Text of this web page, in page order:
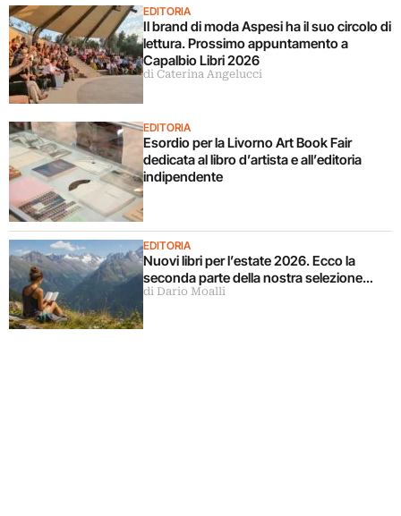
EDITORIA
Il brand di moda Aspesi ha il suo circolo di
lettura. Prossimo appuntamento a
Capalbio Libri 2026
di Caterina Angelucci
EDITORIA
Esordio per la Livorno Art Book Fair
dedicata al libro d’artista e all’editoria
indipendente
EDITORIA
Nuovi libri per l’estate 2026. Ecco la
seconda parte della nostra selezione…
di Dario Moalli